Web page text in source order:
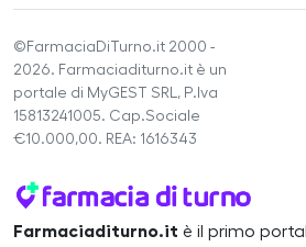
©FarmaciaDiTurno.it 2000 -
2026. Farmaciaditurno.it è un
portale di MyGEST SRL, P.Iva
15813241005. Cap.Sociale
€10.000,00. REA: 1616343
Farmaciaditurno.it è il primo